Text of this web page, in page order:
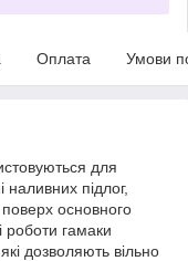
Оплата Умови
для
наливних підлог,
основного
роботи гамаки
дозволяють вільно